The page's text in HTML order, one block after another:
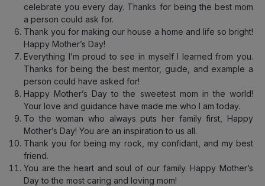
celebrate you every day. Thanks for being the best mom
a person could ask for.
Thank you for making our house a home and life so bright!
Happy Mother’s Day!
Everything I’m proud to see in myself I learned from you.
Thanks for being the best mentor, guide, and example a
person could have asked for!
Happy Mother’s Day to the sweetest mom in the world!
Your love and guidance have made me who I am today.
To the woman who always puts her family first, Happy
Mother’s Day! You are an inspiration to us all.
Thank you for being my rock, my confidant, and my best
friend.
You are the heart and soul of our family. Happy Mother’s
Day to the most caring and loving mom!